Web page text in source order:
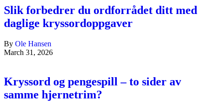
Slik forbedrer du ordforrådet ditt med
daglige kryssordoppgaver
By Ole Hansen
March 31, 2026
Kryssord og pengespill – to sider av
samme hjernetrim?